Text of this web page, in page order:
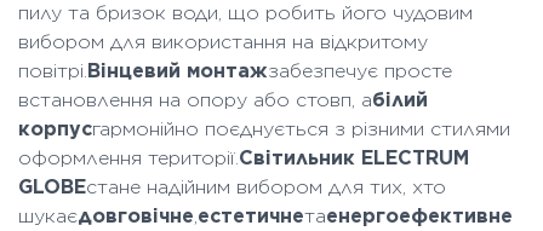
пилу та бризок води, що робить його чудовим
вибором для використання на відкритому
повітрі. Вінцевий монтажзабезпечує просте
встановлення на опору або стовп, абілий
корпусгармонійно поєднується з різними стилями
оформлення території.Світильник ELECTRUM
GLOBEстане надійним вибором для тих, хто
шукаєдовговічне,естетичнетаенергоефективне